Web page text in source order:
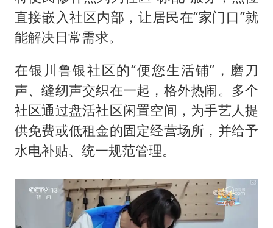
直接嵌入社区内部，让居民在“家门口”就
能解决日常需求。
在银川鲁银社区的“便您生活铺”，磨刀
声、缝纫声交织在一起，格外热闹。多个
社区通过盘活社区闲置空间，为手艺人提
供免费或低租金的固定经营场所，并给予
水电补贴、统一规范管理。